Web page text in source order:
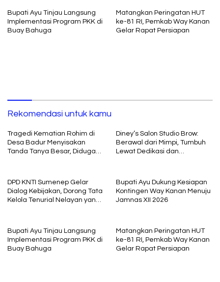
Bupati Ayu Tinjau Langsung
Implementasi Program PKK di
Buay Bahuga
Matangkan Peringatan HUT
ke-81 RI, Pemkab Way Kanan
Gelar Rapat Persiapan
Rekomendasi untuk kamu
Tragedi Kematian Rohim di
Desa Badur Menyisakan
Tanda Tanya Besar, Diduga
Diney’s Salon Studio Brow:
Berawal dari Mimpi, Tumbuh
Lewat Dedikasi dan
DPD KNTI Sumenep Gelar
Dialog Kebijakan, Dorong Tata
Kelola Tenurial Nelayan yang
Bupati Ayu Dukung Kesiapan
Kontingen Way Kanan Menuju
Jamnas XII 2026
Bupati Ayu Tinjau Langsung
Implementasi Program PKK di
Buay Bahuga
Matangkan Peringatan HUT
ke-81 RI, Pemkab Way Kanan
Gelar Rapat Persiapan